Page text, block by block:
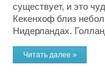
существует, и это
Кекенхоф близ
Нидерландах.
Читать далее »